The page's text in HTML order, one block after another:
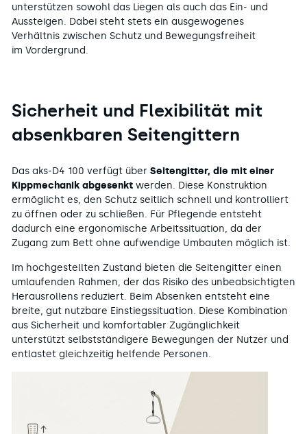
unterstützen sowohl das Liegen als auch das Ein- und
Aussteigen. Dabei steht stets ein ausgewogenes
Verhältnis zwischen Schutz und Bewegungsfreiheit
im Vordergrund.
Sicherheit und Flexibilität mit
absenkbaren Seitengittern
Das aks-D4 100 verfügt über Seitengitter, die mit einer
Kippmechanik abgesenkt werden. Diese Konstruktion
ermöglicht es, den Schutz seitlich schnell und kontrolliert
zu öffnen oder zu schließen. Für Pflegende entsteht
dadurch eine ergonomische Arbeitssituation, da der
Zugang zum Bett ohne aufwendige Umbauten möglich ist.
Im hochgestellten Zustand bieten die Seitengitter einen
umlaufenden Rahmen, der das Risiko des unbeabsichtigten
Herausrollens reduziert. Beim Absenken entsteht eine
breite, gut nutzbare Einstiegssituation. Diese Kombination
aus Sicherheit und komfortabler Zugänglichkeit
unterstützt selbstständigere Bewegungen der Nutzer und
entlastet gleichzeitig helfende Personen.